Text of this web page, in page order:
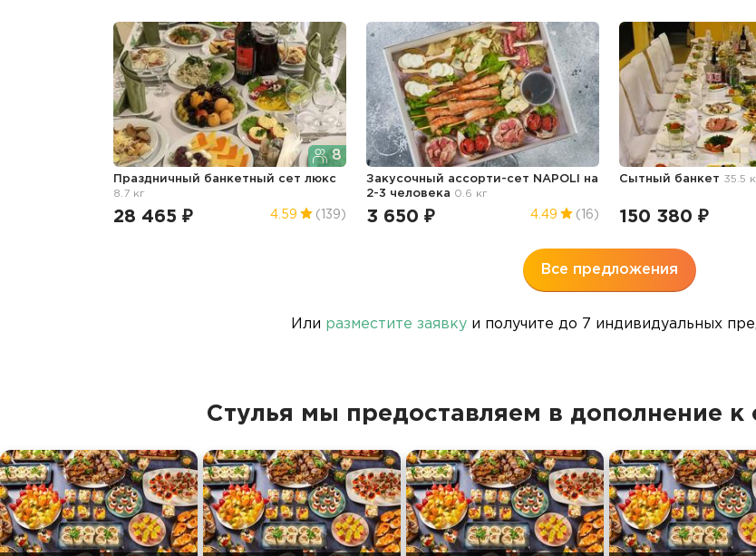
8
Праздничный банкетный сет люкс
8.7 кг
28 465 ₽ 4.59 (139)
Закусочный ассорти-сет NAPOLI на
2-3 человека 0.6 кг
3 650 ₽ 4.49 (16)
Сытный банкет 35.5
150 380 ₽
Все предложения
Или разместите заявку и получите до 7 индивидуальных
Стулья мы предоставляем в дополнение